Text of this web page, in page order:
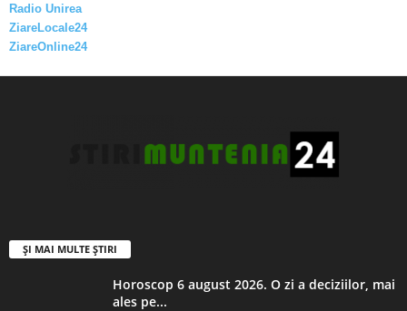
Radio Unirea
ZiareLocale24
ZiareOnline24
ȘI MAI MULTE ȘTIRI
Horoscop 6 august 2026. O zi a deciziilor, mai
ales pe...